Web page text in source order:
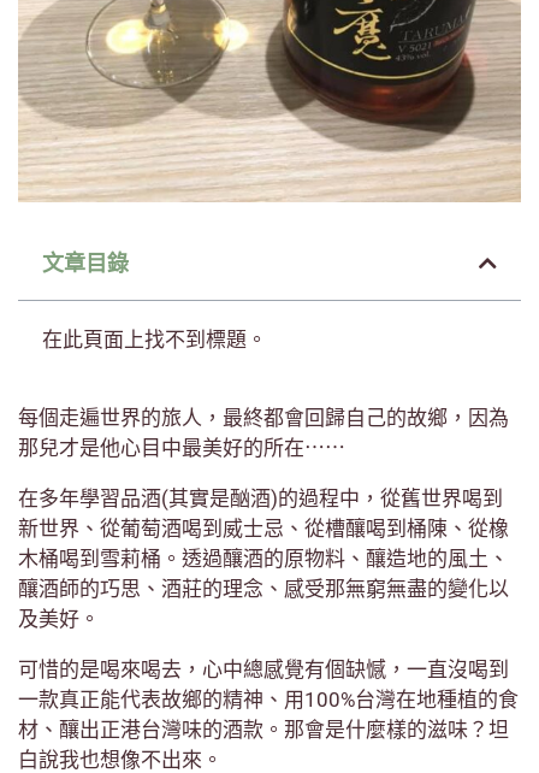
文章目錄
在此頁面上找不到標題。
每個走遍世界的旅人，最終都會回歸自己的故鄉，因為
那兒才是他心目中最美好的所在⋯⋯
在多年學習品酒(其實是酗酒)的過程中，從舊世界喝到
新世界、從葡萄酒喝到威士忌、從槽釀喝到桶陳、從橡
木桶喝到雪莉桶。透過釀酒的原物料、釀造地的風土、
釀酒師的巧思、酒莊的理念、感受那無窮無盡的變化以
及美好。
可惜的是喝來喝去，心中總感覺有個缺憾，一直沒喝到
一款真正能代表故鄉的精神、用100%台灣在地種植的食
材、釀出正港台灣味的酒款。那會是什麼樣的滋味？坦
白說我也想像不出來。